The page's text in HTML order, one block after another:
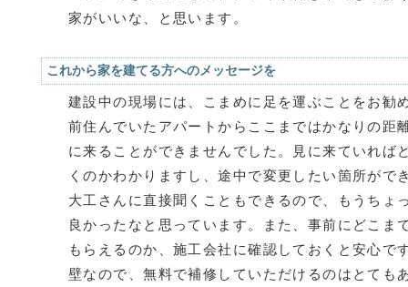
家がいいな、と思います。
これから家を建てる方へのメッセージを
建設中の現場には、こまめに足を運ぶことをお勧
前住んでいたアパートからここまではかなりの距
に来ることができませんでした。見に来ていれば
くのかわかりますし、途中で変更したい箇所がで
大工さんに直接聞くこともできるので、もうちょ
良かったなと思っています。また、事前にどこま
もらえるのか、施工会社に確認しておくと安心で
壁なので、無料で補修していただけるのはとても